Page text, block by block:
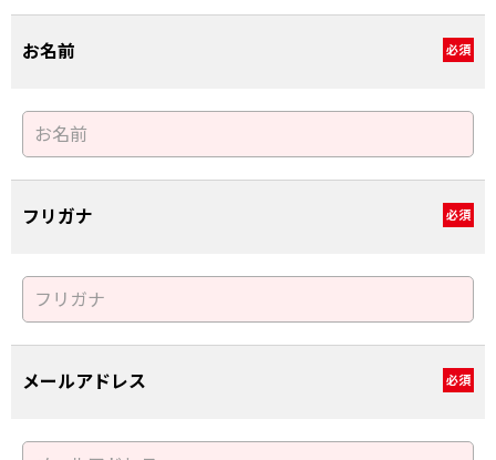
お名前 必須
フリガナ 必須
メールアドレス 必須